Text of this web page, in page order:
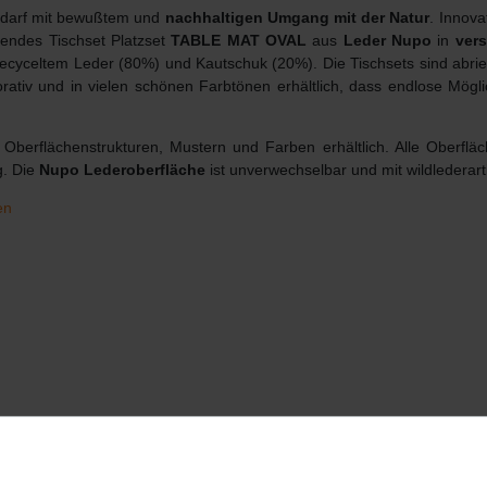
mit bewußtem und nachhaltigen Umgang mit der Natur.
Tischset PlatzsetTABLE MAT OVAL aus Leder Nupo in
Leder (80%) und Kautschuk (20%). Die Tischsets sind
und in vielen schönen Farbtönen erhältlich, dass endlose
Mustern und Farben erhältlich. Alle
Die Nupo Lederoberfläche ist unverwechselbar und mit